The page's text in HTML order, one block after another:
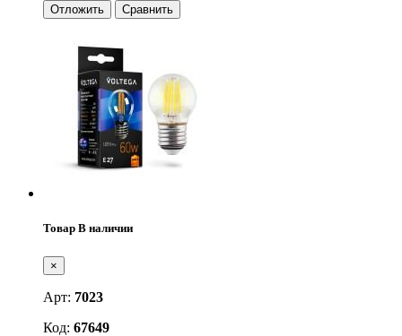
Отложить
Сравнить
Товар В наличии
×
Арт: 7023
Код: 67649